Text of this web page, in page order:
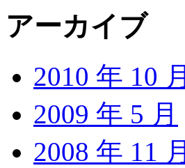
アーカイブ
2010 年 10 月
2009 年 5 月
2008 年 11 月